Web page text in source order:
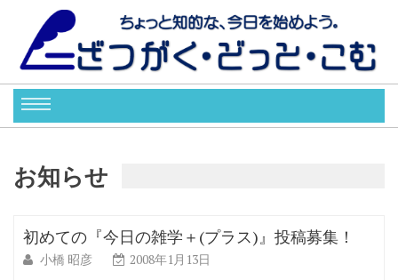
お知らせ
初めての『今日の雑学＋(プラス)』投稿募集！
小橋 昭彦
2008年1月13日